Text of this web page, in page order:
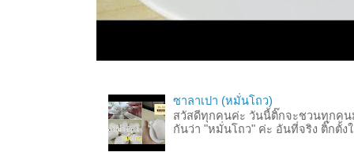
ซาลาเปา (หมั่นโถว)
สวัสดีทุกคนค่ะ วันนี้ติ๊กจะชวนทุกคน
กันว่า "หมั่นโถว" ค่ะ อันที่จริง ติ๊กตั้ง